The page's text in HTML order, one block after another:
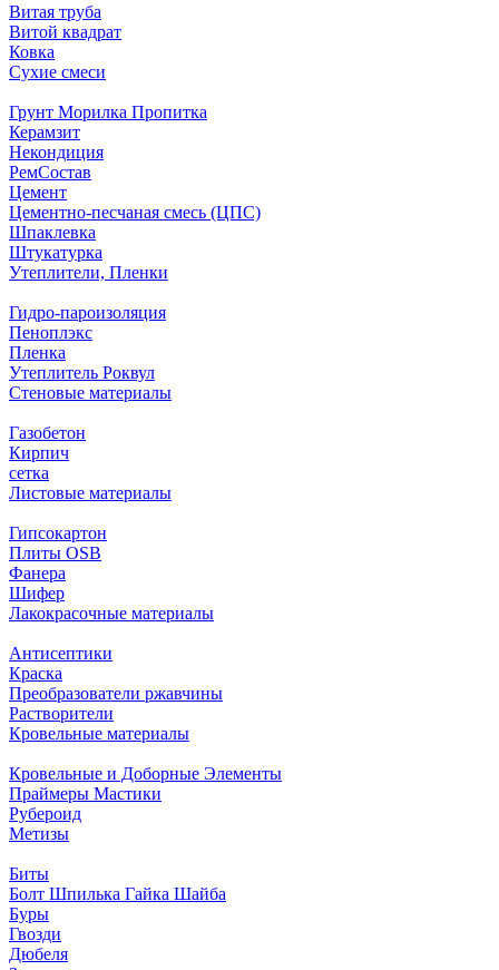
Витая труба
Витой квадрат
Ковка
Сухие смеси
Грунт Морилка Пропитка
Керамзит
Некондиция
РемСостав
Цемент
Цементно-песчаная смесь (ЦПС)
Шпаклевка
Штукатурка
Утеплители, Пленки
Гидро-пароизоляция
Пеноплэкс
Пленка
Утеплитель Роквул
Стеновые материалы
Газобетон
Кирпич
сетка
Листовые материалы
Гипсокартон
Плиты ОSB
Фанера
Шифер
Лакокрасочные материалы
Антисептики
Краска
Преобразователи ржавчины
Растворители
Кровельные материалы
Кровельные и Доборные Элементы
Праймеры Мастики
Рубероид
Метизы
Биты
Болт Шпилька Гайка Шайба
Буры
Гвозди
Дюбеля